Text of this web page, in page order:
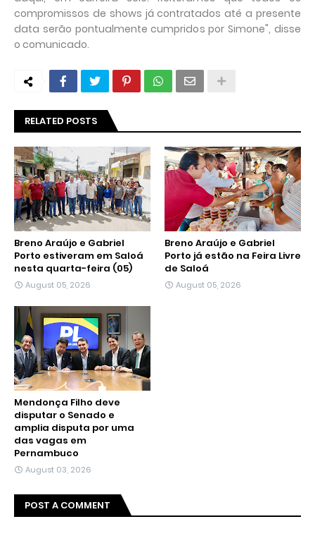
compromissos de shows já contratados até a presente
data serão pontualmente cumpridos por Simone", disse
o comunicado.
RELATED POSTS
Breno Araújo e Gabriel
Porto estiveram em Saloá
nesta quarta-feira (05)
August 05, 2026
Breno Araújo e Gabriel
Porto já estão na Feira Livre
de Saloá
August 05, 2026
Mendonça Filho deve
disputar o Senado e
amplia disputa por uma
das vagas em
Pernambuco
August 03, 2026
POST A COMMENT